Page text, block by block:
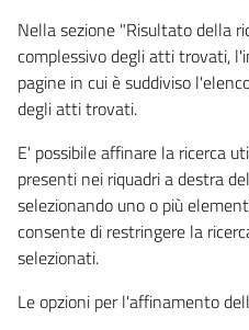
Nella sezione "Risultato della
complessivo degli atti trovati,
pagine in cui è suddiviso
degli atti trovati.
E' possibile affinare la ricerca
presenti nei riquadri a destra
selezionando uno o più
consente di restringere la
selezionati.
Le opzioni per l'affinamento